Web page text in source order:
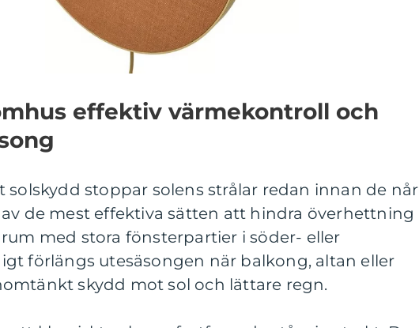
effektiv värmekontroll och
stoppar solens strålar redan innan de når
de mest effektiva sätten att hindra överhettning
med stora fönsterpartier i söder- eller
förlängs utesäsongen när balkong, altan eller
skydd mot sol och lättare regn.